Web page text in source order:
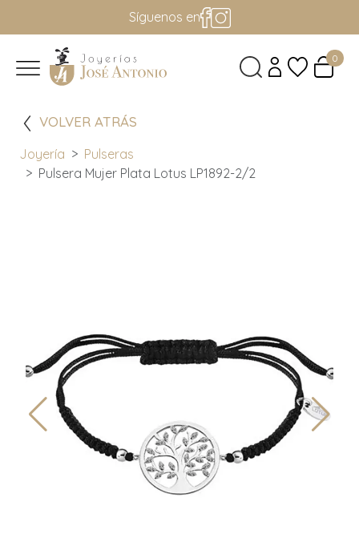
Síguenos en
0
VOLVER ATRÁS
Joyería
Pulseras
Pulsera Mujer Plata Lotus LP1892-2/2